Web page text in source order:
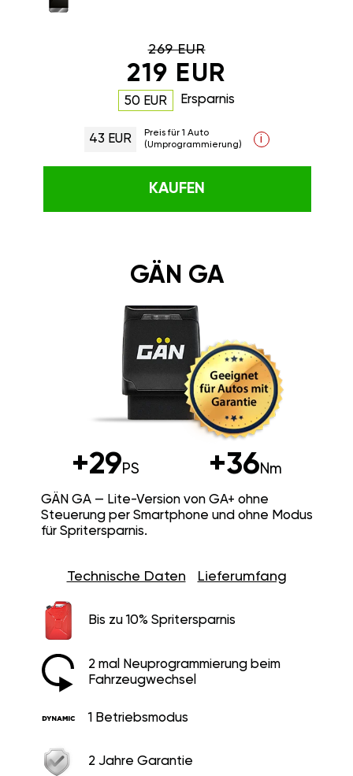
269 EUR
219 EUR
50 EUR Ersparnis
43 EUR
Preis für 1 Auto
(Umprogrammierung)
i
KAUFEN
GÄN GA
+29PS +36Nm
GÄN GA — Lite-Version von GA+ ohne
Steuerung per Smartphone und ohne Modus
für Spritersparnis.
Technische Daten Lieferumfang
Bis zu 10% Spritersparnis
2 mal Neuprogrammierung beim
Fahrzeugwechsel
1 Betriebsmodus
2 Jahre Garantie